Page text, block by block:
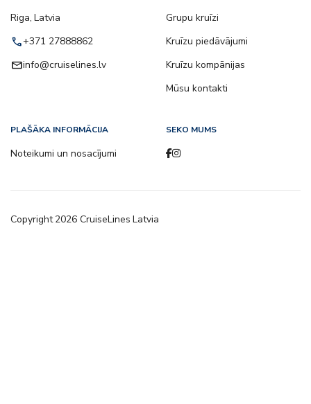
Riga, Latvia
call+371 27888862
emailinfo@cruiselines.lv
Grupu kruīzi
Kruīzu piedāvājumi
Kruīzu kompānijas
Mūsu kontakti
PLAŠĀKA INFORMĀCIJA
Noteikumi un nosacījumi
SEKO MUMS
Copyright2026 CruiseLines Latvia